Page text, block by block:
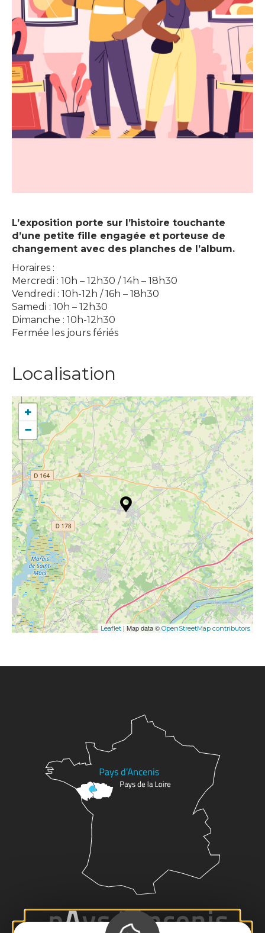
L’exposition porte sur l’histoire touchante
d’une petite fille engagée et porteuse de
changement avec des planches de l’album.
Horaires :
Mercredi : 10h – 12h30 / 14h – 18h30
Vendredi : 10h-12h / 16h – 18h30
Samedi : 10h – 12h30
Dimanche : 10h-12h30
Fermée les jours fériés
Localisation
+
−
Leaflet | Map data ©OpenStreetMap contributors